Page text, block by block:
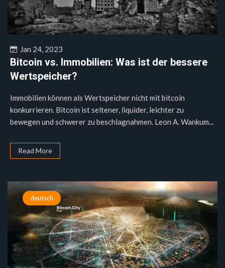
Jan 24, 2023
Bitcoin vs. Immobilien: Was ist der bessere
Wertspeicher?
Immobilien können als Wertspeicher nicht mit bitcoin
konkurrieren. Bitcoin ist seltener, liquider, leichter zu
bewegen und schwerer zu beschlagnahmen. Leon A. Wankum...
Read More
deutsch